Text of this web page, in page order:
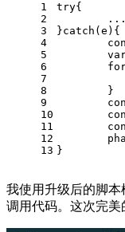
1
2
3
4
5
6
7
8
9
10
11
12
13
try{
	...
}catch (e){
	}
}
我使用升级后的脚
调用代码。这次完美